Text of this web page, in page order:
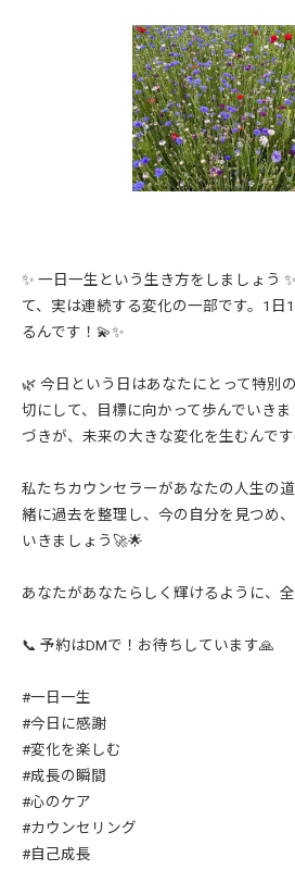
✨ 一日一生という生き方をしましょう
て、実は連続する変化の一部です。1日
るんです！💫✨
🌿 今日という日はあなたにとって特別
切にして、目標に向かって歩んでいき
づきが、未来の大きな変化を生むんで
私たちカウンセラーがあなたの人生の
緒に過去を整理し、今の自分を見つめ
いきましょう🚀🌟
あなたがあなたらしく輝けるように、
📞 予約はDMで！お待ちしています🙏
#一日一生
#今日に感謝
#変化を楽しむ
#成長の瞬間
#心のケア
#カウンセリング
#自己成長